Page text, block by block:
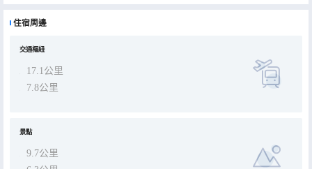
住宿周邊
交通樞紐
17.1公里
7.8公里
景點
9.7公里